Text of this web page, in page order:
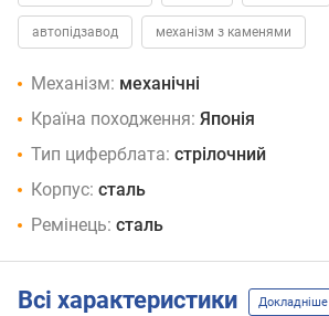
автопідзавод механізм з каменями
Механізм: механічні
Країна походження: Японія
Тип циферблата: стрілочний
Корпус: сталь
Ремінець: сталь
Всі характеристики Докладніше